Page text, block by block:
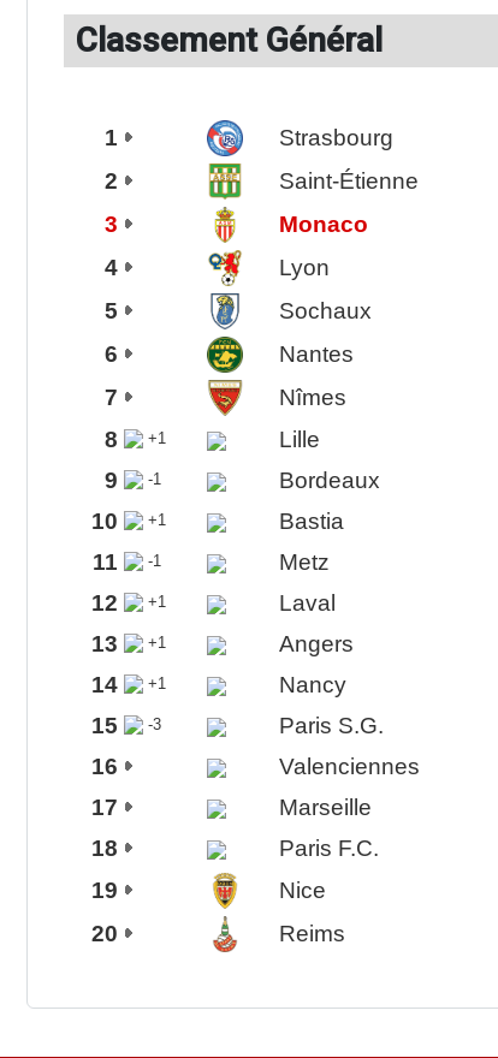
Classement Général
1
Strasbourg
2
Saint-Étienne
3
Monaco
4
Lyon
5
Sochaux
6
Nantes
7
Nîmes
8
+1 Lille
9
-1 Bordeaux
10
+1 Bastia
11
-1 Metz
12
+1 Laval
13
+1 Angers
14
+1 Nancy
15
-3 Paris S.G.
16
Valenciennes
17
Marseille
18
Paris F.C.
19
Nice
20
Reims